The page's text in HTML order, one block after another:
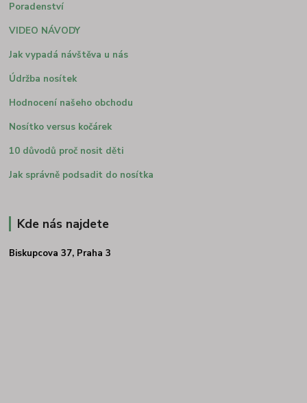
Poradenství
VIDEO NÁVODY
Jak vypadá návštěva u nás
Údržba nosítek
Hodnocení našeho obchodu
Nosítko versus kočárek
10 důvodů proč nosit děti
Jak správně podsadit do nosítka
Kde nás najdete
Biskupcova 37, Praha 3